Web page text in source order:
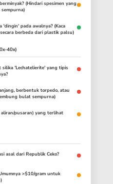
(Hindari spesimen yang
'dingin' pada awalnya? (Kaca
berbeda dari plastik palsu)
40x)
'Lechatelierite' yang tipis
berbentuk torpedo, atau
bulat sempurna)
pusaran) yang terlihat
asal dari Republik Ceko?
>$10/gram untuk